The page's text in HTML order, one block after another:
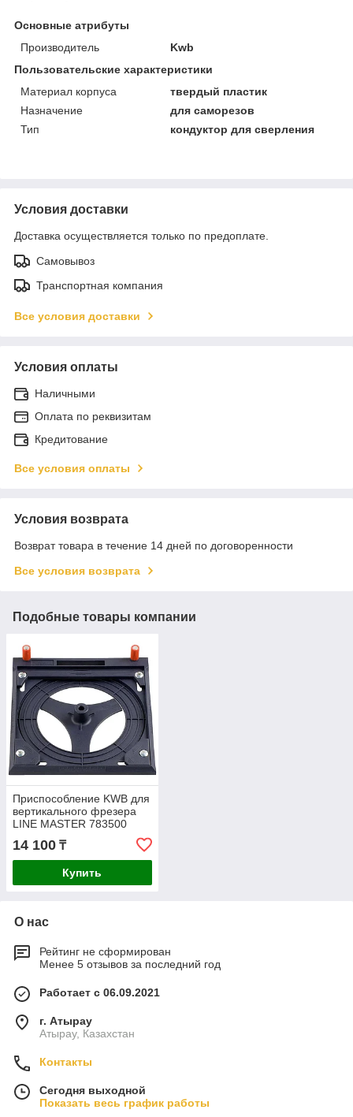
Основные атрибуты
Производитель
Kwb
Пользовательские характеристики
Материал корпуса
твердый пластик
Назначение
для саморезов
Тип
кондуктор для сверления
Условия доставки
Доставка осуществляется только по предоплате.
Самовывоз
Транспортная компания
Все условия доставки
Условия оплаты
Наличными
Оплата по реквизитам
Кредитование
Все условия оплаты
Условия возврата
Возврат товара в течение 14 дней по договоренности
Все условия возврата
Подобные товары компании
Приспособление KWB для
вертикального фрезера
LINE MASTER 783500
14 100 ₸
Купить
О нас
Рейтинг не сформирован
Менее 5 отзывов за последний год
Работает с 06.09.2021
г. Атырау
Атырау, Казахстан
Контакты
Сегодня выходной
Показать весь график работы